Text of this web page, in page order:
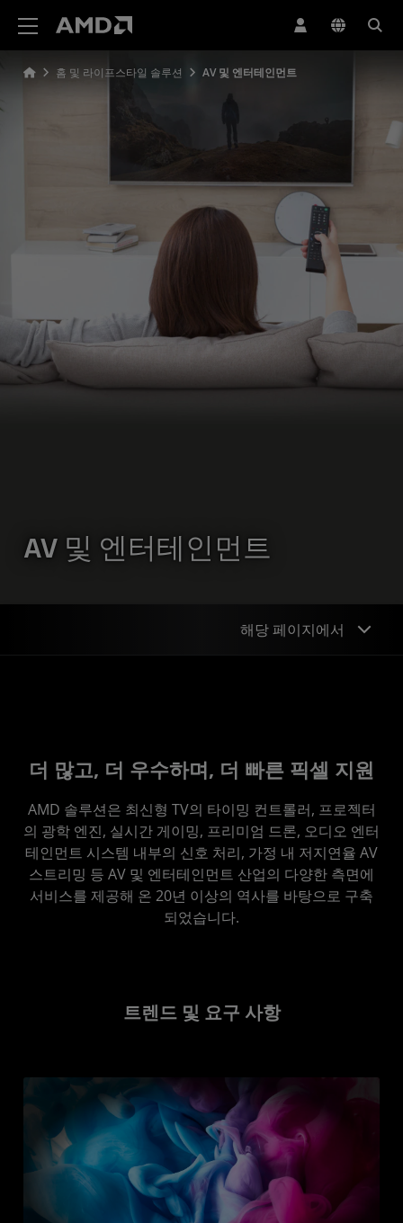
홈 및 라이프스타일 솔루션 AV 및 엔터테인먼트
AV 및 엔터테인먼트
해당 페이지에서
Hi-Fi 오디오
홈 스트리밍
시작하기
더 많고, 더 우수하며, 더 빠른 픽셀 지원
AMD 솔루션은 최신형 TV의 타이밍 컨트롤러, 프로젝터
의 광학 엔진, 실시간 게이밍, 프리미엄 드론, 오디오 엔터
테인먼트 시스템 내부의 신호 처리, 가정 내 저지연율 AV
스트리밍 등 AV 및 엔터테인먼트 산업의 다양한 측면에
서비스를 제공해 온 20년 이상의 역사를 바탕으로 구축
되었습니다.
트렌드 및 요구 사항